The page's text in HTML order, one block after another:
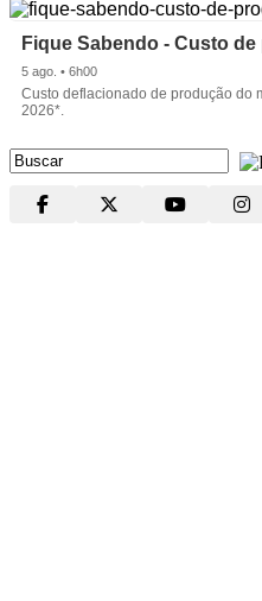
Fique Sabendo - Custo
5 ago. • 6h00
Custo deflacionado de produção do
2026*.